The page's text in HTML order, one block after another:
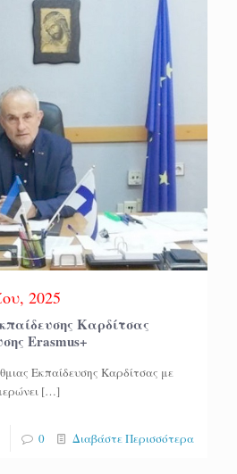
2025
Καρδίτσας
Erasmus+
Εκπαίδευσης Καρδίτσας με
[…]
0 Διαβάστε Περισσότερα